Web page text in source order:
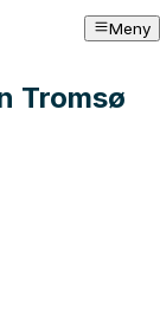
Meny
Tromsø